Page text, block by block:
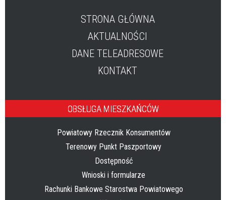
STRONA GŁÓWNA
AKTUALNOŚCI
DANE TELEADRESOWE
KONTAKT
OBSŁUGA MIESZKAŃCÓW
Powiatowy Rzecznik Konsumentów
Terenowy Punkt Paszportowy
Dostępność
Wnioski i formularze
Rachunki Bankowe Starostwa Powiatowego